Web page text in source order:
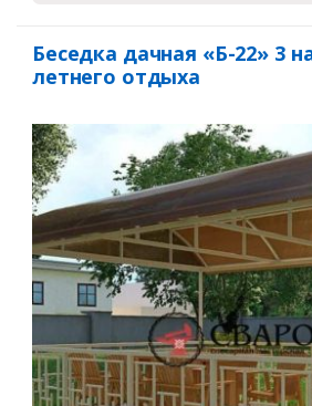
Беседка дачная «Б-22» 3
летнего отдыха